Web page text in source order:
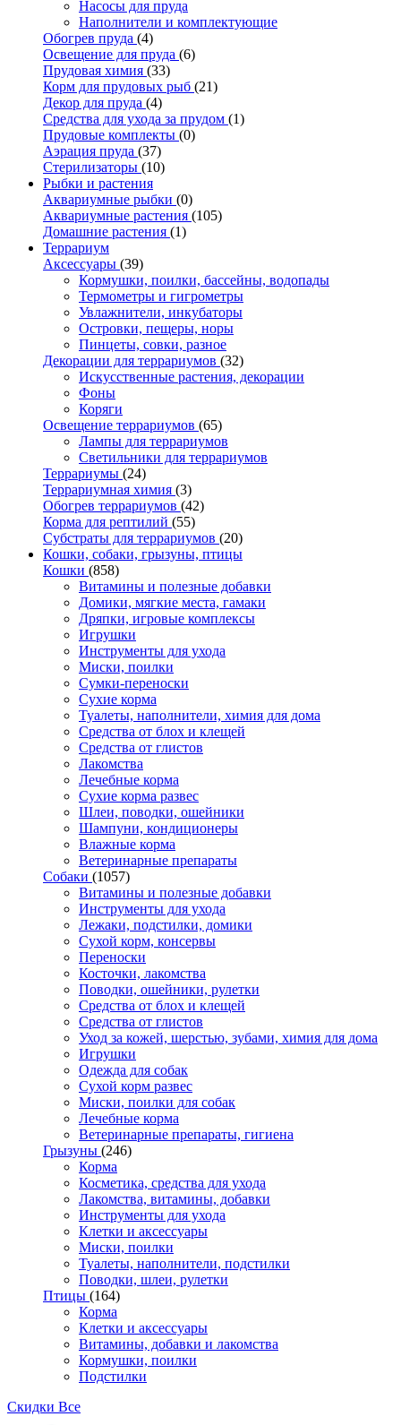
Насосы для пруда
Наполнители и комплектующие
Обогрев пруда (4)
Освещение для пруда (6)
Прудовая химия (33)
Корм для прудовых рыб (21)
Декор для пруда (4)
Средства для ухода за прудом (1)
Прудовые комплекты (0)
Аэрация пруда (37)
Стерилизаторы (10)
Рыбки и растения
Аквариумные рыбки (0)
Аквариумные растения (105)
Домашние растения (1)
Террариум
Аксессуары (39)
Кормушки, поилки, бассейны, водопады
Термометры и гигрометры
Увлажнители, инкубаторы
Островки, пещеры, норы
Пинцеты, совки, разное
Декорации для террариумов (32)
Искусственные растения, декорации
Фоны
Коряги
Освещение террариумов (65)
Лампы для террариумов
Светильники для террариумов
Террариумы (24)
Террариумная химия (3)
Обогрев террариумов (42)
Корма для рептилий (55)
Субстраты для террариумов (20)
Кошки, собаки, грызуны, птицы
Кошки (858)
Витамины и полезные добавки
Домики, мягкие места, гамаки
Дряпки, игровые комплексы
Игрушки
Инструменты для ухода
Миски, поилки
Сумки-переноски
Сухие корма
Туалеты, наполнители, химия для дома
Средства от блох и клещей
Средства от глистов
Лакомства
Лечебные корма
Сухие корма развес
Шлеи, поводки, ошейники
Шампуни, кондиционеры
Влажные корма
Ветеринарные препараты
Собаки (1057)
Витамины и полезные добавки
Инструменты для ухода
Лежаки, подстилки, домики
Сухой корм, консервы
Переноски
Косточки, лакомства
Поводки, ошейники, рулетки
Средства от блох и клещей
Средства от глистов
Уход за кожей, шерстью, зубами, химия для дома
Игрушки
Одежда для собак
Сухой корм развес
Миски, поилки для собак
Лечебные корма
Ветеринарные препараты, гигиена
Грызуны (246)
Корма
Косметика, средства для ухода
Лакомства, витамины, добавки
Инструменты для ухода
Клетки и аксессуары
Миски, поилки
Туалеты, наполнители, подстилки
Поводки, шлеи, рулетки
Птицы (164)
Корма
Клетки и аксессуары
Витамины, добавки и лакомства
Кормушки, поилки
Подстилки
Скидки Все